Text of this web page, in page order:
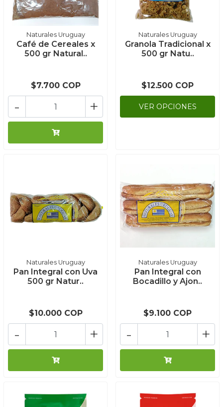
Naturales Uruguay
Café de Cereales x
500 gr Natural..
$7.700 COP
+
-
Naturales Uruguay
Granola Tradicional x
500 gr Natu..
$12.500 COP
VER OPCIONES
Naturales Uruguay
Pan Integral con Uva
500 gr Natur..
$10.000 COP
+
-
Naturales Uruguay
Pan Integral con
Bocadillo y Ajon..
$9.100 COP
+
-